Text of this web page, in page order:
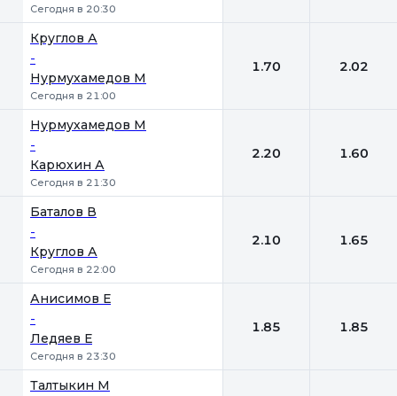
Сегодня в 20:30
Круглов А
-
Нурмухамедов М
Сегодня в 21:00
1.70 2.02
Нурмухамедов М
-
Карюхин А
Сегодня в 21:30
2.20 1.60
Баталов В
-
Круглов А
Сегодня в 22:00
2.10 1.65
Анисимов Е
-
Ледяев Е
Сегодня в 23:30
1.85 1.85
Талтыкин М